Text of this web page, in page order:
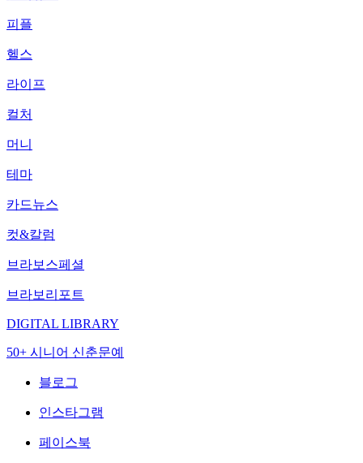
피플
헬스
라이프
컬처
머니
테마
카드뉴스
컷&칼럼
브라보스페셜
브라보리포트
DIGITAL LIBRARY
50+ 시니어 신춘문예
블로그
인스타그램
페이스북